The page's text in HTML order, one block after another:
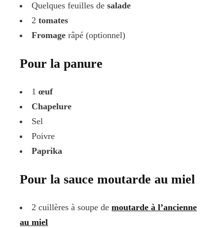
Quelques feuilles de salade
2 tomates
Fromage râpé (optionnel)
Pour la panure
1œuf
Chapelure
Sel
Poivre
Paprika
Pour la sauce moutarde au miel
2 cuillères à soupe demoutarde à l’ancienne
au miel